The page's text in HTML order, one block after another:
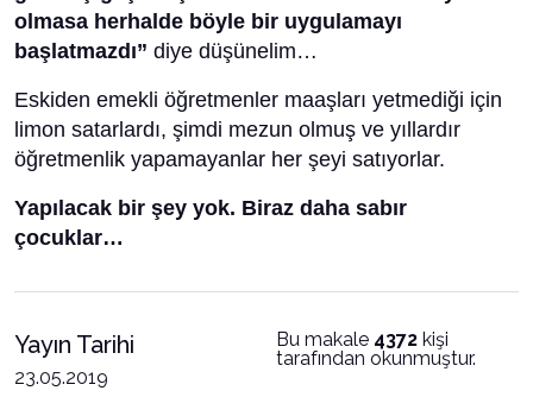
olmasa herhalde böyle bir uygulamayı
başlatmazdı” diye düşünelim…
Eskiden emekli öğretmenler maaşları yetmediği için
limon satarlardı, şimdi mezun olmuş ve yıllardır
öğretmenlik yapamayanlar her şeyi satıyorlar.
Yapılacak bir şey yok. Biraz daha sabır
çocuklar…
Yayın Tarihi
23.05.2019
Bu makale 4372 kişi
tarafından okunmuştur.